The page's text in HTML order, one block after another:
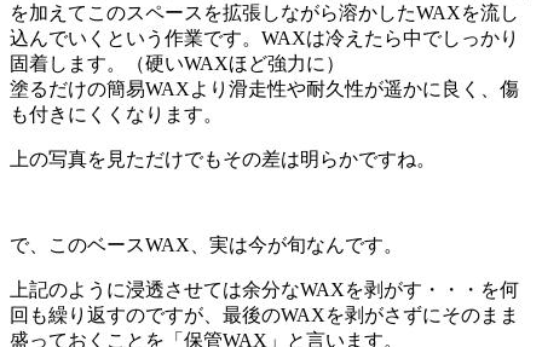
を加えてこのスペースを拡張しながら溶かしたWAXを流し
込んでいくという作業です。WAXは冷えたら中でしっかり
固着します。（硬いWAXほど強力に）
塗るだけの簡易WAXより滑走性や耐久性が遥かに良く、傷
も付きにくくなります。
上の写真を見ただけでもその差は明らかですね。
で、このベースWAX、実は今が旬なんです。
上記のように浸透させては余分なWAXを剥がす・・・を何
回も繰り返すのですが、最後のWAXを剥がさずにそのまま
盛っておくことを「保管WAX」と言います。